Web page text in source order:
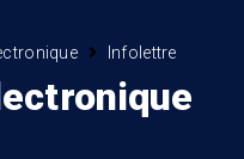
Infolettre